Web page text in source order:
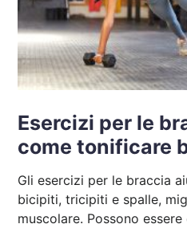
Esercizi per le
come tonificare
Gli esercizi per le braccia
bicipiti, tricipiti e spalle,
muscolare. Possono